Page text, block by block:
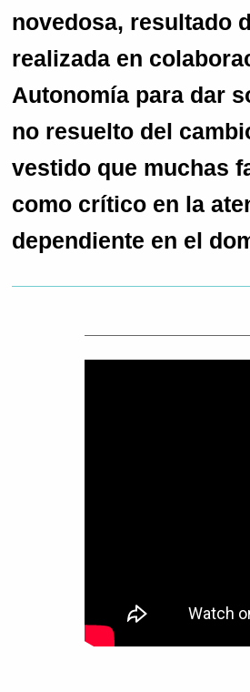
novedosa, resultado
realizada en
Autonomía para dar
no resuelto del
vestido que muchas
como crítico en la
dependiente en el